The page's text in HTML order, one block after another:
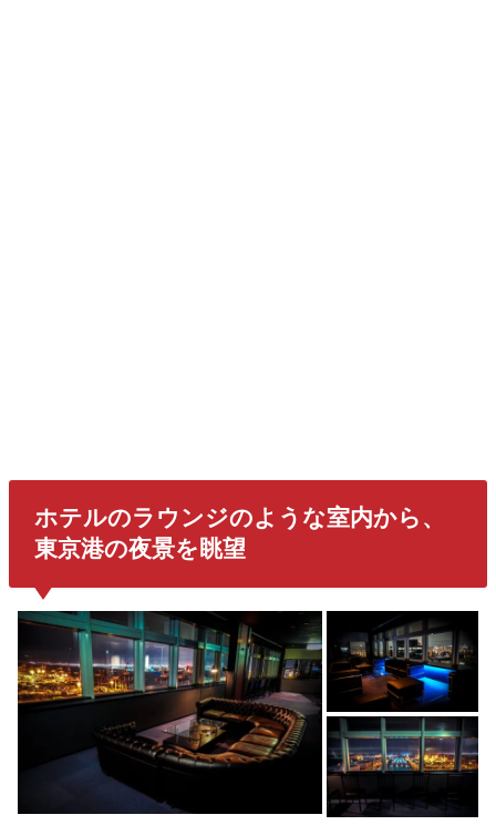
ホテルのラウンジのような室内から、
東京港の夜景を眺望